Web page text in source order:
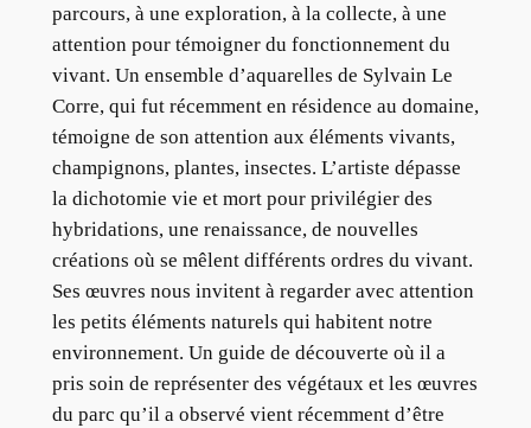
parcours, à une exploration, à la collecte, à une
attention pour témoigner du fonctionnement du
vivant. Un ensemble d’aquarelles de Sylvain Le
Corre, qui fut récemment en résidence au domaine,
témoigne de son attention aux éléments vivants,
champignons, plantes, insectes. L’artiste dépasse
la dichotomie vie et mort pour privilégier des
hybridations, une renaissance, de nouvelles
créations où se mêlent différents ordres du vivant.
Ses œuvres nous invitent à regarder avec attention
les petits éléments naturels qui habitent notre
environnement. Un guide de découverte où il a
pris soin de représenter des végétaux et les œuvres
du parc qu’il a observé vient récemment d’être